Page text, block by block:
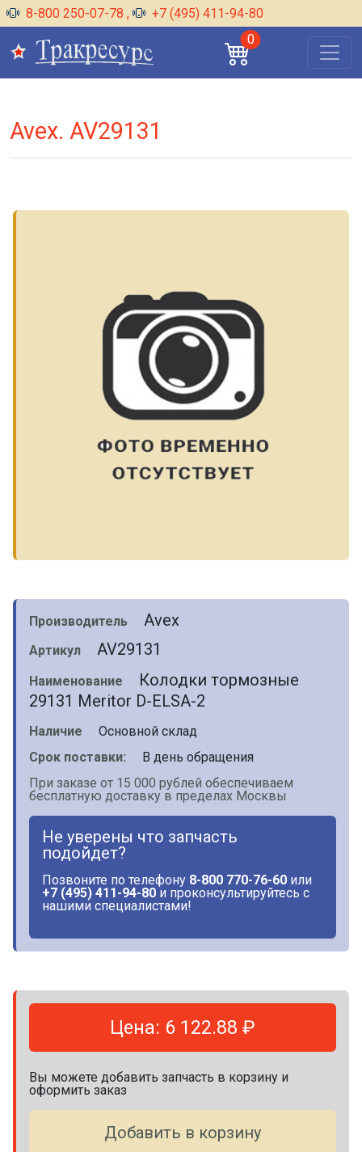
8-800 250-07-78 ,
+7 (495) 411-94-80
0
Avex. AV29131
Производитель Avex
Артикул AV29131
Наименование
Колодки тормозные
29131 Meritor D-ELSA-2
Наличие
Основной склад
Срок поставки:
В день обращения
При заказе от 15 000 рублей обеспечиваем
бесплатную доставку в пределах Москвы
Не уверены что запчасть
подойдет?
Позвоните по телефону 8-800 770-76-60 или
+7 (495) 411-94-80 и проконсультируйтесь с
нашими специалистами!
Цена: 6 122.88 ₽
Вы можете добавить запчасть в корзину и
оформить заказ
Добавить в корзину